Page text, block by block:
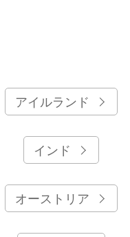
アイルランド
インド
オーストリア